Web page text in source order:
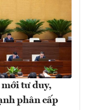
tư duy,
phân cấp